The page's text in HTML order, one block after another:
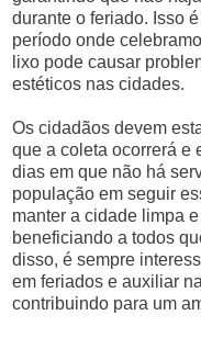
durante o feriado. Isso
período onde
lixo pode causar
estéticos nas cidades.
Os cidadãos devem
que a coleta ocorrerá e
dias em que não há
população em seguir
manter a cidade limpa
beneficiando a todos
disso, é sempre
em feriados e auxiliar
contribuindo para um